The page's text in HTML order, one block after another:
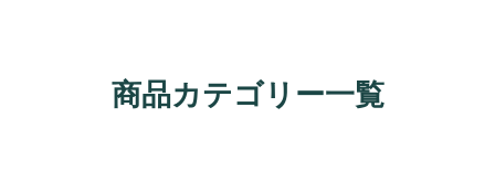
商品カテゴリー一覧